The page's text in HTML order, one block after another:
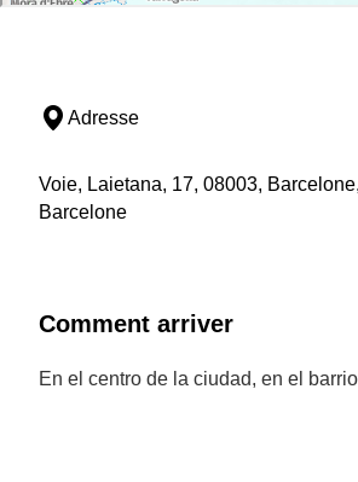
Adresse
Voie, Laietana, 17, 08003,
Barcelone
Comment arriver
En el centro de la ciudad, en el